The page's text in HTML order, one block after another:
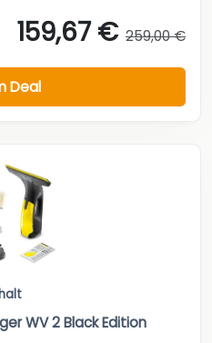
159,67 € 259,00 €
Deal
WV 2 Black Edition